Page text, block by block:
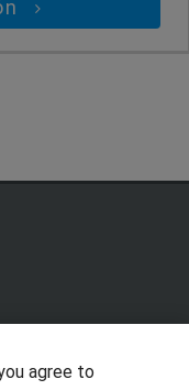
agree to